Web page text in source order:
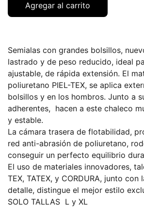
Agregar al carrito
Semialas con grandes bolsillos,
lastrado y de peso reducido, ideal
ajustable, de rápida extensión. El
poliuretano PIEL-TEX, se aplica
bolsillos y en los hombros. Junto a
adherentes, hacen a este chaleco
y estable.
La cámara trasera de flotabilidad,
red anti-abrasión de poliuretano,
conseguir un perfecto equilibrio
El uso de materiales innovadores,
TEX, TATEX, y CORDURA, junto con
detalle, distingue el mejor estilo
SOLO TALLAS L y XL